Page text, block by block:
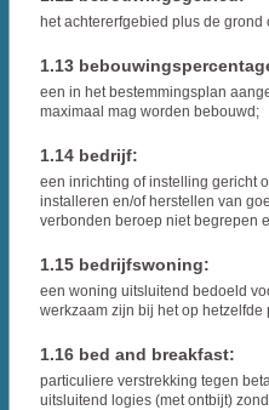
het achtererfgebied plus de
1.13
een in het bestemmingsplan
maximaal mag worden bebouwd;
1.14 bedrijf:
een inrichting of instelling gericht
installeren en/of herstellen van
verbonden beroep niet begrepen
1.15 bedrijfswoning:
een woning uitsluitend bedoeld
werkzaam zijn bij het op
1.16 bed and breakfast:
particuliere verstrekking tegen
uitsluitend logies (met ontbijt)